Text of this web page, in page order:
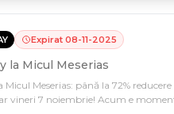
Expirat 08-11-2025
la Micul Meserias
Micul Meserias: până la 72%
vineri 7 noiembrie! Acum e